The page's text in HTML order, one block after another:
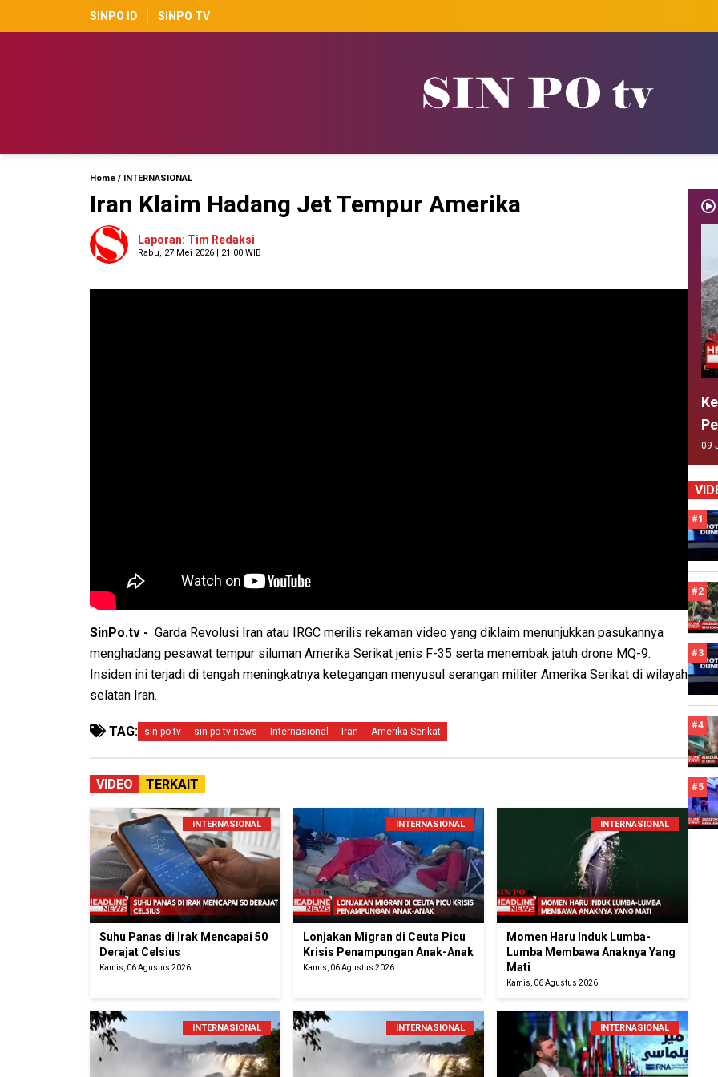
SINPO ID SINPO TV
Home / INTERNASIONAL
Iran Klaim Hadang Jet Tempur Amerika
Laporan: Tim Redaksi
Rabu, 27 Mei 2026 | 21:00 WIB
SinPo.tv - Garda Revolusi Iran atau IRGC merilis rekaman video yang diklaim menunjukkan pasukannya
menghadang pesawat tempur siluman Amerika Serikat jenis F-35 serta menembak jatuh drone MQ-9.
Insiden ini terjadi di tengah meningkatnya ketegangan menyusul serangan militer Amerika Serikat di wilayah
selatan Iran.
TAG: sin po tv sin po tv news Internasional Iran Amerika Serikat
VIDEO TERKAIT
INTERNASIONAL
Suhu Panas di Irak Mencapai 50
Derajat Celsius
Kamis, 06 Agustus 2026
INTERNASIONAL
Lonjakan Migran di Ceuta Picu
Krisis Penampungan Anak-Anak
Kamis, 06 Agustus 2026
INTERNASIONAL
Momen Haru Induk Lumba-
Lumba Membawa Anaknya Yang
Mati
Kamis, 06 Agustus 2026
INTERNASIONAL INTERNASIONAL INTERNASIONAL
09
#1
#2
#3
#4
#5